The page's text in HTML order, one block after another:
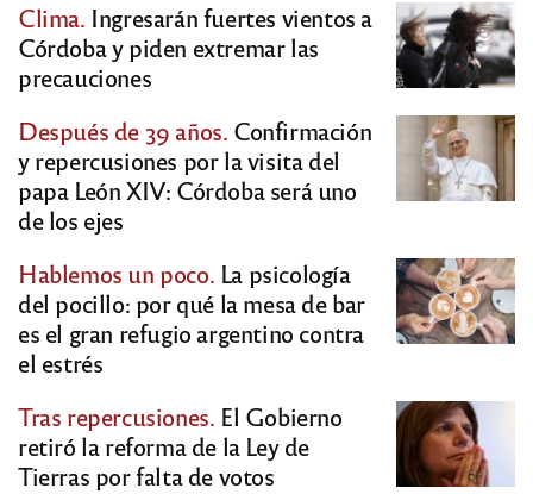
Clima. Ingresarán fuertes vientos a
Córdoba y piden extremar las
precauciones
Después de 39 años. Confirmación
y repercusiones por la visita del
papa León XIV: Córdoba será uno
de los ejes
Hablemos un poco. La psicología
del pocillo: por qué la mesa de bar
es el gran refugio argentino contra
el estrés
Tras repercusiones. El Gobierno
retiró la reforma de la Ley de
Tierras por falta de votos